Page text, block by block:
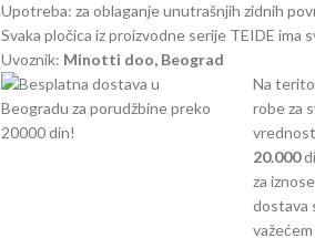
Upotreba: za oblaganje unutrašnjih zidnih
Svaka pločica iz proizvodne serije TEIDE ima
Uvoznik: Minotti doo, Beograd
Na
robe za
20.000
za
dostava